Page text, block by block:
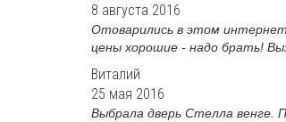
8 августа 2016
Отоварились в этом
цены хорошие - надо брать!
Виталий
25 мая 2016
Выбрала дверь Стелла венге.